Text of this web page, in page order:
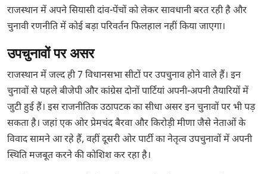
राजस्थान में अपने सियासी दांव-पेंचों को लेकर सावधानी बरत रही है और
चुनावी रणनीति में कोई बड़ा परिवर्तन फिलहाल नहीं किया जाएगा।
उपचुनावों पर असर
राजस्थान में जल्द ही 7 विधानसभा सीटों पर उपचुनाव होने वाले हैं। इन
चुनावों से पहले बीजेपी और कांग्रेस दोनों पार्टियां अपनी-अपनी तैयारियों में
जुटी हुई हैं। इस राजनीतिक उठापटक का सीधा असर इन चुनावों पर भी पड़
सकता है। जहां एक ओर प्रेमचंद बैरवा और किरोड़ी मीणा जैसे नेताओं के
विवाद सामने आ रहे हैं, वहीं दूसरी ओर पार्टी का नेतृत्व उपचुनावों में अपनी
स्थिति मजबूत करने की कोशिश कर रहा है।